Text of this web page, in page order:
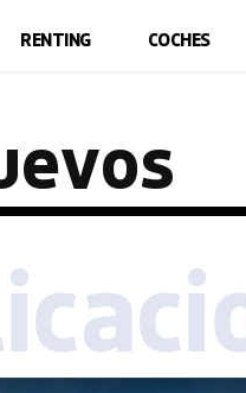
RENTING COCHES